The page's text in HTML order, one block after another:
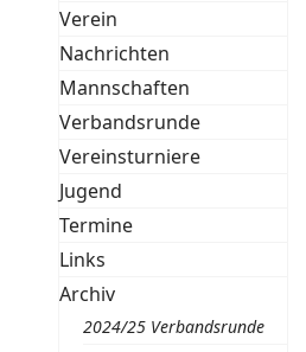
Verein
Nachrichten
Mannschaften
Verbandsrunde
Vereinsturniere
Jugend
Termine
Links
Archiv
2024/25 Verbandsrunde